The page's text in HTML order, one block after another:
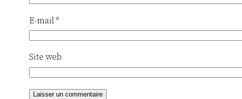
E-mail*
Site web